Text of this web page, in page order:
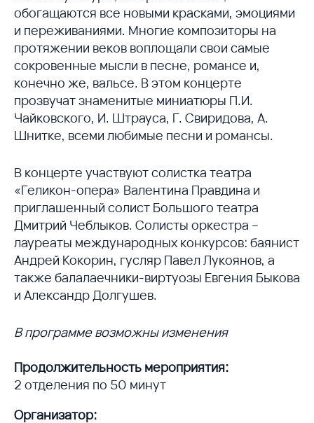
обогащаются все новыми красками, эмоциями
и переживаниями. Многие композиторы на
протяжении веков воплощали свои самые
сокровенные мысли в песне, романсе и,
конечно же, вальсе. В этом концерте
прозвучат знаменитые миниатюры П.И.
Чайковского, И. Штрауса, Г. Свиридова, А.
Шнитке, всеми любимые песни и романсы.
В концерте участвуют солистка театра
«Геликон-опера» Валентина Правдина и
приглашенный солист Большого театра
Дмитрий Чеблыков. Солисты оркестра –
лауреаты международных конкурсов: баянист
Андрей Кокорин, гусляр Павел Лукоянов, а
также балалаечники-виртуозы Евгения Быкова
и Александр Долгушев.
В программе возможны изменения
Продолжительность мероприятия:
2 отделения по 50 минут
Организатор: